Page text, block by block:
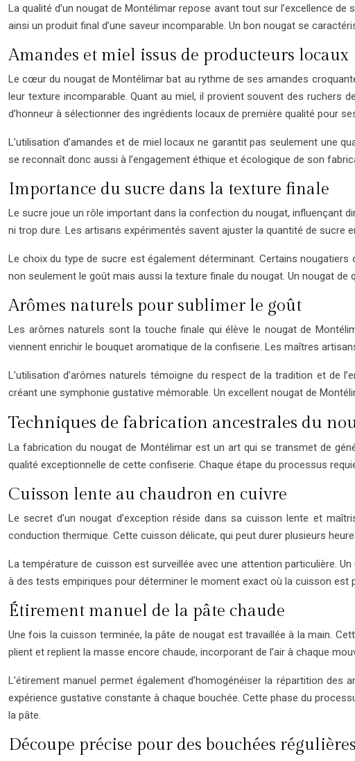
La qualité d’un nougat de Montélimar repose avant tout sur l’excellence
ainsi un produit final d’une saveur incomparable. Un bon nougat se
Amandes et miel issus de producteurs locaux
Le cœur du nougat de Montélimar bat au rythme de ses amandes
leur texture incomparable. Quant au miel, il provient souvent des
d’honneur à sélectionner des ingrédients locaux de première qualité pour
L’utilisation d’amandes et de miel locaux ne garantit pas seulement une
se reconnaît donc aussi à l’engagement éthique et écologique de son
Importance du sucre dans la texture finale
Le sucre joue un rôle important dans la confection du nougat, influençant
ni trop dure. Les artisans expérimentés savent ajuster la quantité de sucre
Le choix du type de sucre est également déterminant. Certains
non seulement le goût mais aussi la texture finale du nougat. Un nougat
Arômes naturels pour sublimer le goût
Les arômes naturels sont la touche finale qui élève le nougat de
viennent enrichir le bouquet aromatique de la confiserie. Les maîtres
L’utilisation d’arômes naturels témoigne du respect de la tradition et de
créant une symphonie gustative mémorable. Un excellent nougat de
Techniques de fabrication ancestrales du
La fabrication du nougat de Montélimar est un art qui se transmet de
qualité exceptionnelle de cette confiserie. Chaque étape du processus
Cuisson lente au chaudron en cuivre
Le secret d’un nougat d’exception réside dans sa cuisson lente et
conduction thermique. Cette cuisson délicate, qui peut durer plusieurs
La température de cuisson est surveillée avec une attention particulière.
à des tests empiriques pour déterminer le moment exact où la cuisson est
Étirement manuel de la pâte chaude
Une fois la cuisson terminée, la pâte de nougat est travaillée à la main.
plient et replient la masse encore chaude, incorporant de l’air à chaque
L’étirement manuel permet également d’homogénéiser la répartition
expérience gustative constante à chaque bouchée. Cette phase du
la pâte.
Découpe précise pour des bouchées régulières